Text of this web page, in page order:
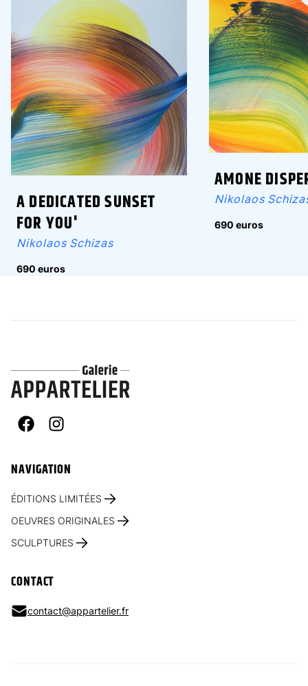
A DEDICATED SUNSET
FOR YOU'
Nikolaos Schizas
690 euros
AMONE
Nikolaos
690 euros
FacebookInstagram
NAVIGATION
ÉDITIONS LIMITÉES
OEUVRES ORIGINALES
SCULPTURES
CONTACT
contact@appartelier.fr